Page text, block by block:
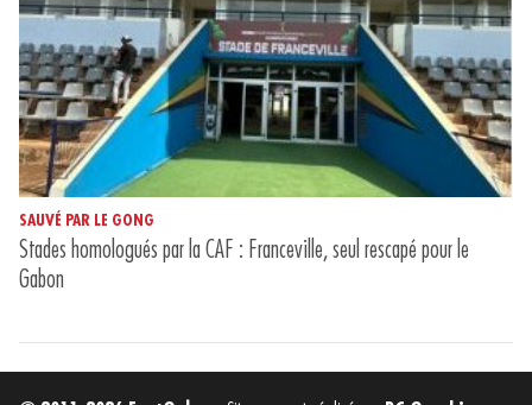
SAUVÉ PAR LE GONG
Stades homologués par la CAF : Franceville, seul rescapé pour le
Gabon